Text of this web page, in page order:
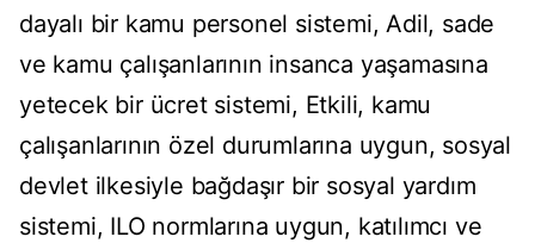
dayalı bir kamu personel sistemi, Adil, sade
ve kamu çalışanlarının insanca yaşamasına
yetecek bir ücret sistemi, Etkili, kamu
çalışanlarının özel durumlarına uygun, sosyal
devlet ilkesiyle bağdaşır bir sosyal yardım
sistemi, ILO normlarına uygun, katılımcı ve